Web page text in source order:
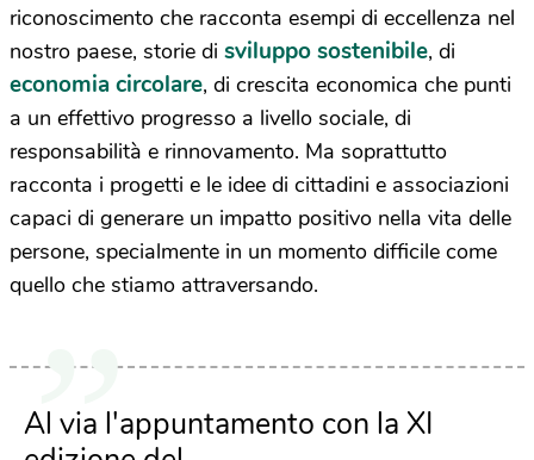
riconoscimento che racconta esempi di eccellenza nel
nostro paese, storie di sviluppo sostenibile, di
economia circolare, di crescita economica che punti
a un effettivo progresso a livello sociale, di
responsabilità e rinnovamento. Ma soprattutto
racconta i progetti e le idee di cittadini e associazioni
capaci di generare un impatto positivo nella vita delle
persone, specialmente in un momento difficile come
quello che stiamo attraversando.
Al via l'appuntamento con la XI